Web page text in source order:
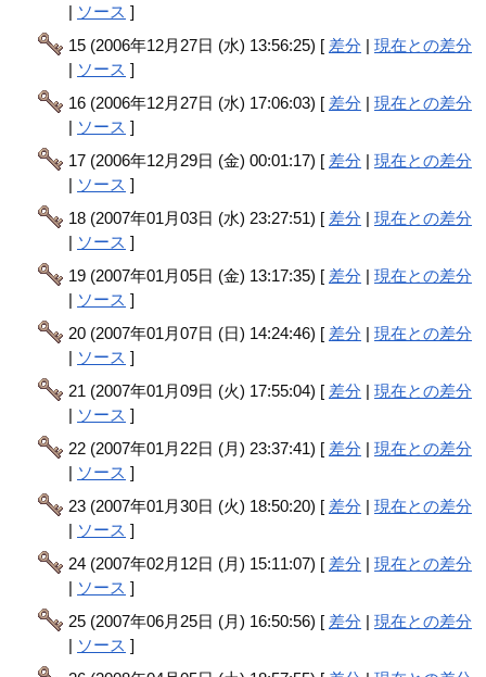
| ソース ]
15 (2006年12月27日 (水) 13:56:25) [ 差分 |現在との差分
| ソース ]
16 (2006年12月27日 (水) 17:06:03) [ 差分 |現在との差分
| ソース ]
17 (2006年12月29日 (金) 00:01:17) [ 差分 |現在との差分
| ソース ]
18 (2007年01月03日 (水) 23:27:51) [ 差分 |現在との差分
| ソース ]
19 (2007年01月05日 (金) 13:17:35) [ 差分 |現在との差分
| ソース ]
20 (2007年01月07日 (日) 14:24:46) [ 差分 |現在との差分
| ソース ]
21 (2007年01月09日 (火) 17:55:04) [ 差分 |現在との差分
| ソース ]
22 (2007年01月22日 (月) 23:37:41) [ 差分 |現在との差分
| ソース ]
23 (2007年01月30日 (火) 18:50:20) [ 差分 |現在との差分
| ソース ]
24 (2007年02月12日 (月) 15:11:07) [ 差分 |現在との差分
| ソース ]
25 (2007年06月25日 (月) 16:50:56) [ 差分 |現在との差分
| ソース ]